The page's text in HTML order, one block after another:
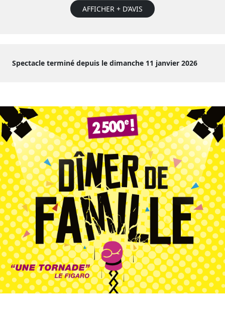
AFFICHER + D’AVIS
Spectacle terminé depuis le dimanche 11 janvier 2026